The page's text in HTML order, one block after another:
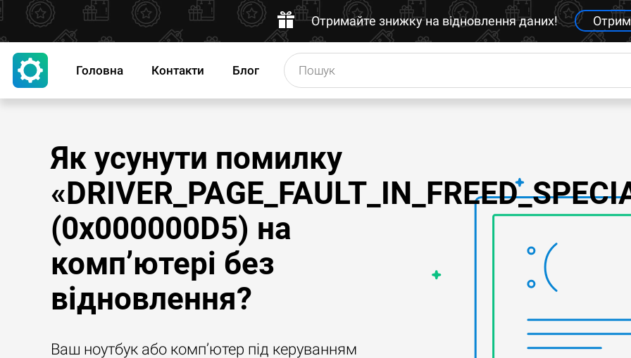
Отримайте знижку на відновлення даних!
Головна Контакти Блог
Як усунути помилку
(0x000000D5) на
комп’ютері без
відновлення?
Ваш ноутбук або комп’ютер під керуванням